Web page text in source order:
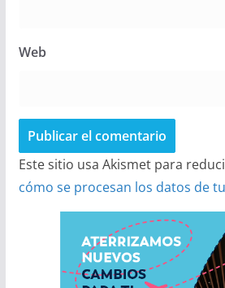
Web
Este sitio usa Akismet para
cómo se procesan los datos de